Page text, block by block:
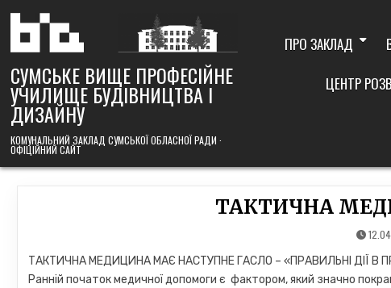
content
СУМСЬКЕ ВИЩЕ ПРОФЕСІЙНЕ
УЧИЛИЩЕ БУДІВНИЦТВА І
ДИЗАЙНУ
КОМУНАЛЬНИЙ ЗАКЛАД СУМСЬКОЇ ОБЛАСНОЇ РАДИ ·
ОФІЦІЙНИЙ САЙТ
ПРО ЗАКЛАД
ЦЕНТР
ТАКТИЧНА
ТАКТИЧНА МЕДИЦИНА МАЄ НАСТУПНЕ ГАСЛО – «ПРАВИЛЬНІ ДІЇ В
Ранній початок медичної допомоги є фактором, який значно